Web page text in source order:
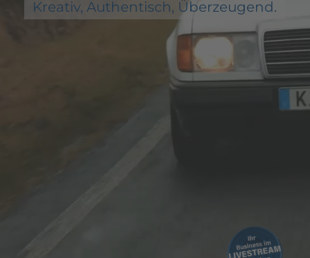
Kreativ, Authentisch, Überzeugend.